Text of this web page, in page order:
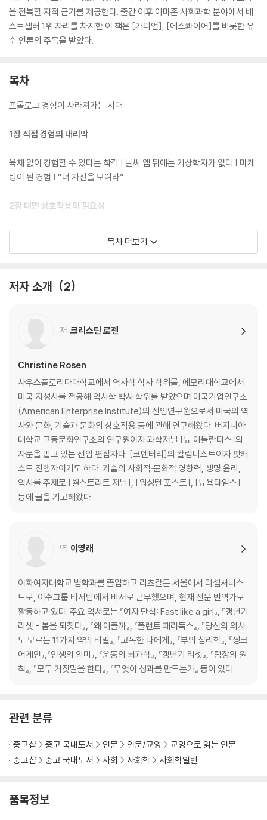
을 전복할 지적 근거를 제공한다. 출간 이후 아마존 사회과학 분야에서 베
스트셀러 1위 자리를 차지한 이 책은 [가디언], [에스콰이어]를 비롯한 유
수 언론의 주목을 받았다.
목차
프롤로그 경험이 사라져가는 시대
1장 직접 경험의 내리막
육체 없이 경험할 수 있다는 착각 | 날씨 앱 뒤에는 기상학자가 없다 | 마케
팅이 된 경험 | “너 자신을 보여라”
2장 대면 상호작용의 필요성
얼굴이 가지는 힘 | 상호작용 능력의 소멸 | 투명 인간들의 사회 | 인간을 대
체한 기계 | 친구를 만나지 않는 10대들 | 직관을 방해하는 기술 | 우리, 물
3장 손으로 써야만 배울 수 있는 것
비하고 | 어린이들의 학습에는 사람이 필요하다 | 육체성의 소멸 앞에서
4장 기다림과 지루함의 기능
디즈니월드에서 배운 줄 서기의 논리 | 성급하게 화가 난 사람들 | 지루함
을 없앤 대가 | 인내의 열매 | 회전 극장에서
5장 감정 길들이기
인간이라는 감정적 존재 | 우리 내부의, 숨겨진, 우리 자신 | 여섯 번째 감각
| 감정 아웃소싱의 결과
대체된 섹스 | 미식 없는 식사, 현장 없는 경기 | 다시 도래한 쾌락주의 | 사
진 안에 박제된 경험 | 대체 불가능한 쾌락
7장 소멸하는 장소, 개인화된 공간
장소가 뿌리뽑힌 사회 | 공간의 규칙 | 연결되지 않은 사람들 | 우리는 같이
있지 않다 | 우리가 서 있는 곳은 어딘가
에필로그 이 혼란에 저항하라
목차 더보기
저자 소개 2
저 크리스틴 로젠
Christine Rosen
사우스플로리다대학교에서 역사학 학사 학위를, 에모리대학교에서
미국 지성사를 전공해 역사학 박사 학위를 받았으며 미국기업연구소
(American Enterprise Institute)의 선임연구원으로서 미국의 역
사와 문화, 기술과 문화의 상호작용 등에 관해 연구해왔다. 버지니아
대학교 고등문화연구소의 연구원이자 과학저널 [뉴 아틀란티스]의
자문을 맡고 있는 선임 편집자다. [코멘터리]의 칼럼니스트이자 팟캐
스트 진행자이기도 하다. 기술의 사회적·문화적 영향력, 생명 윤리,
역사를 주제로 [월스트리트 저널], [워싱턴 포스트], [뉴욕타임스]
등에 글을 기고해왔다.
역 이영래
이화여자대학교 법학과를 졸업하고 리츠칼튼 서울에서 리셉셔니스
트로, 이수그룹 비서팀에서 비서로 근무했으며, 현재 전문 번역가로
활동하고 있다. 주요 역서로는 『여자 단식: Fast like a girl』, 『갱년기
리셋 - 봄을 되찾다』, 『왜 아플까』, 『플랜트 패러독스』, 『당신의 의사
도 모르는 11가지 약의 비밀』, 『고독한 나에게』, 『부의 심리학』, 『씽크
어게인』,『인생의 의미』, 『운동의 뇌과학』, 『갱년기 리셋』, 『팀장의 원
칙』, 『모두 거짓말을 한다』, 『무엇이 성과를 만드는가』 등이 있다.
관련 분류
중고샵 중고 국내도서 인문 인문/교양
교양으로 읽는 인문
중고샵
중고 국내도서 사회 사회학 사회학일반
품목정보